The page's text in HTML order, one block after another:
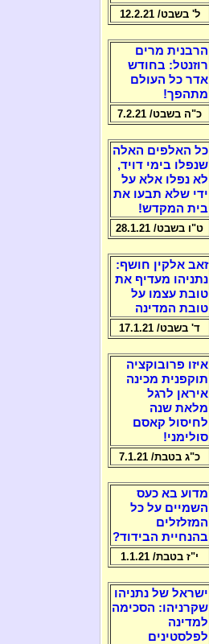
ל' בשבט/ 12.2.21
הרבנית מרים
רוזנטל: בחודש
אדר כל העולם
מתהפך!
כ"ה בשבט/ 7.2.21
כל האלפים האלה
שנפלו בימי דויד,
לא נפלו אלא על
ידי שלא תבעו את
בית המקדש!
ט"ו בשבט/ 28.1.21
זאב אלקין חושף:
נתניהו מעדיף את
טובת עצמו על
טובת המדינה
ד' בשבט/ 17.1.21
איזו פרובוקציה
תוקפנית מכינה
איראן לרגל
מלאת שנה
לחיסול קאסם
סולימני!
כ"ג בטבת/ 7.1.21
מדוע בא כעס
השמיים על כל
המזלזלים
בהנחיית הבידוד?
י"ז בטבת/ 1.1.21
ישראל של נתניהו
שקרניהו: הסכימה
למדינה
לפלסטינים